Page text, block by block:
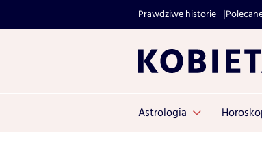
Prawdziwe historie
Astrologia